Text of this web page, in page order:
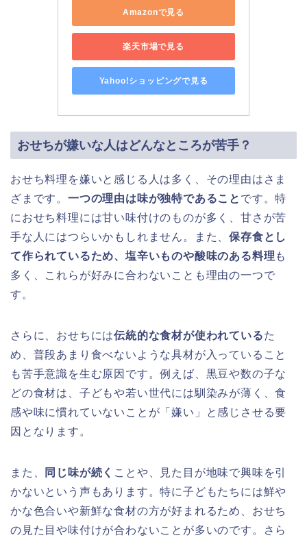
Amazonで見る
楽天市場で見る
Yahoo!ショッピングで見る
おせちが嫌いな人はどんなところが苦手？
おせち料理を嫌いと感じる人は多く、その理由はさま
ざまです。 一つの理由は味が独特であること です。特
におせち料理には甘い味付けのものが多く、甘さが苦
手な人にはつらいかもしれません。また、保存食とし
て作られているため、塩辛いものや酸味のある料理 も
多く、これらが好みに合わないことも理由の一つで
す。
さらに、おせちには伝統的な食材が使われているた
め、普段あまり食べないような具材が入っていること
も苦手意識を生む原因です。例えば、黒豆や数の子な
どの食材は、子どもや若い世代には馴染みが薄く、食
感や味に慣れていないことが「嫌い」と感じさせる要
因となります。
また、 同じ味が続く ことや、見た目が地味で興味を引
かないという声もあります。特に子どもたちには鮮や
かな色合いや新鮮な食材の方が好まれるため、おせち
の見た目や味付けが合わないことが多いのです。さら